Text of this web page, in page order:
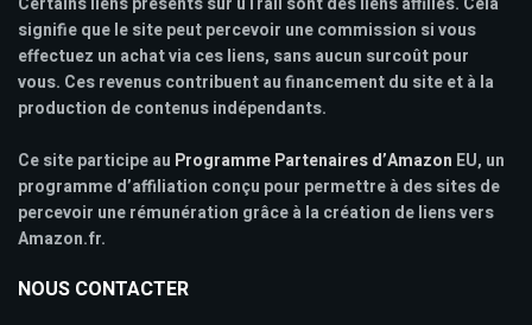
signifie que le site peut percevoir une commission si vous
effectuez un achat via ces liens, sans aucun surcoût pour
vous. Ces revenus contribuent au financement du site et à la
production de contenus indépendants.
Ce site participe au Programme Partenaires d’Amazon EU, un
programme d’affiliation conçu pour permettre à des sites de
percevoir une rémunération grâce à la création de liens vers
Amazon.fr.
NOUS CONTACTER